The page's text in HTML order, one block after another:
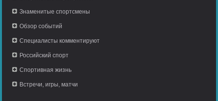
Знаменитые спортсмены
Обзор событий
Специалисты комментируют
Российский спорт
Спортивная жизнь
Встречи, игры, матчи